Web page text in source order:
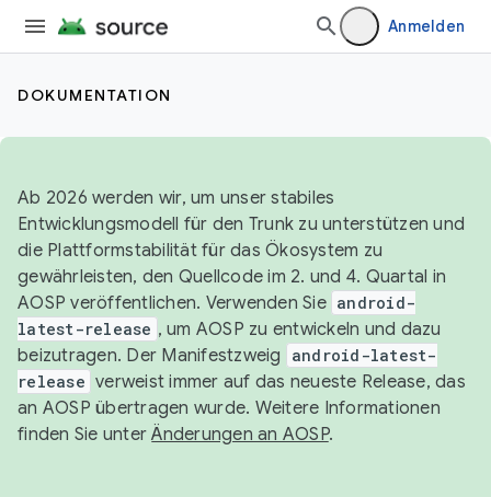
Anmelden
DOKUMENTATION
Ab 2026 werden wir, um unser stabiles
Entwicklungsmodell für den Trunk zu unterstützen und
die Plattformstabilität für das Ökosystem zu
gewährleisten, den Quellcode im 2. und 4. Quartal in
AOSP veröffentlichen. Verwenden Sie android-
latest-release , um AOSP zu entwickeln und dazu
beizutragen. Der Manifestzweig
android-latest-
release verweist immer auf das neueste Release, das
an AOSP übertragen wurde. Weitere Informationen
finden Sie unterÄnderungen an AOSP.